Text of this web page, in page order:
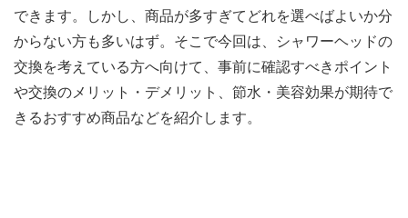
できます。しかし、商品が多すぎてどれを選べばよいか分
からない方も多いはず。そこで今回は、シャワーヘッドの
交換を考えている方へ向けて、事前に確認すべきポイント
や交換のメリット・デメリット、節水・美容効果が期待で
きるおすすめ商品などを紹介します。